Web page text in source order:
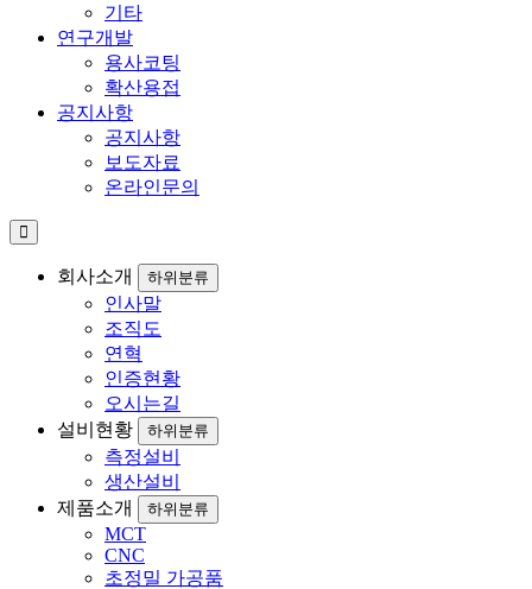
기타
연구개발
용사코팅
확산용접
공지사항
공지사항
보도자료
온라인문의
회사소개 하위분류
인사말
조직도
연혁
인증현황
오시는길
설비현황
하위분류
측정설비
생산설비
제품소개
하위분류
MCT
CNC
초정밀 가공품